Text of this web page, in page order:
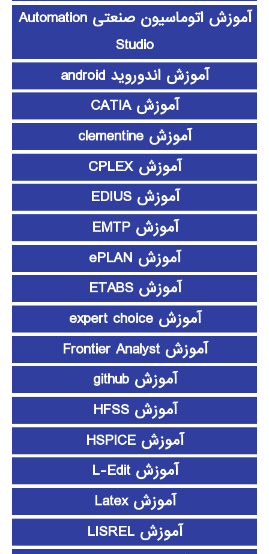
آموزش اتوماسیون صنعتی Automation
Studio
آموزش اندوروید android
آموزش CATIA
آموزش clementine
آموزش CPLEX
آموزش EDIUS
آموزش EMTP
آموزش ePLAN
آموزش ETABS
آموزش expert choice
آموزش Frontier Analyst
آموزش github
آموزش HFSS
آموزش HSPICE
آموزش L-Edit
آموزش Latex
آموزش LISREL